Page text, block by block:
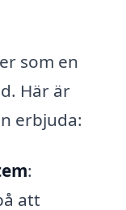
som en
Här är
erbjuda:
:
att